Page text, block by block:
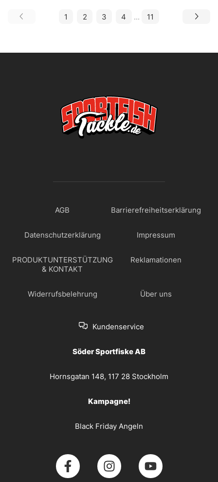
1 2 3 4 ... 11
AGB Barrierefreiheitserklärung
Datenschutzerklärung Impressum
PRODUKTUNTERSTÜTZUNG
& KONTAKT
Reklamationen
Widerrufsbelehrung Über uns
Kundenservice
Söder Sportfiske AB
Hornsgatan 148, 117 28 Stockholm
Kampagne!
Black Friday Angeln